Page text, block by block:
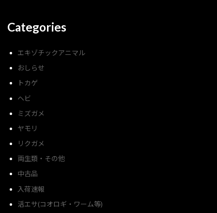
Categories
エキゾチックアニマル
おしらせ
トカゲ
ヘビ
ミズガメ
ヤモリ
リクガメ
両生類・その他
中古品
入荷速報
活エサ(コオロギ・ワーム等)